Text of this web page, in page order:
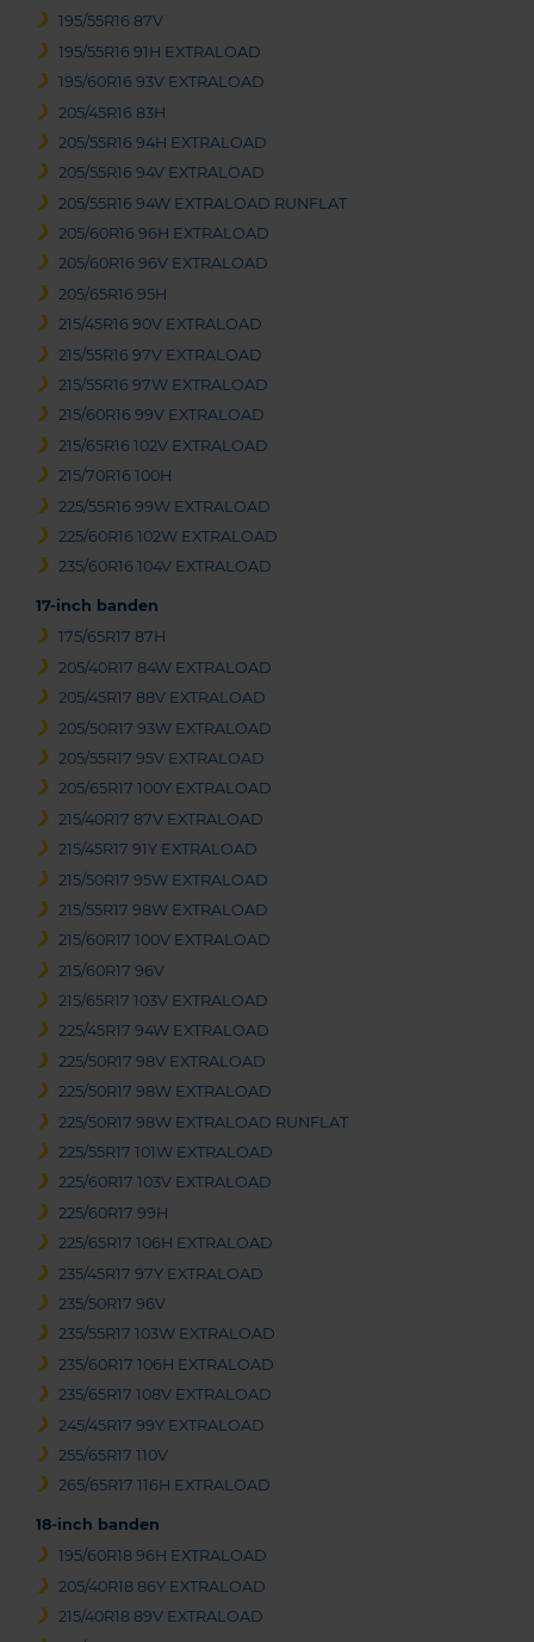
195/55R16 87V
195/55R16 91H EXTRALOAD
195/60R16 93V EXTRALOAD
205/45R16 83H
205/55R16 94H EXTRALOAD
205/55R16 94V EXTRALOAD
205/55R16 94W EXTRALOAD RUNFLAT
205/60R16 96H EXTRALOAD
205/60R16 96V EXTRALOAD
205/65R16 95H
215/45R16 90V EXTRALOAD
215/55R16 97V EXTRALOAD
215/55R16 97W EXTRALOAD
215/60R16 99V EXTRALOAD
215/65R16 102V EXTRALOAD
215/70R16 100H
225/55R16 99W EXTRALOAD
225/60R16 102W EXTRALOAD
235/60R16 104V EXTRALOAD
17-inch banden
175/65R17 87H
205/40R17 84W EXTRALOAD
205/45R17 88V EXTRALOAD
205/50R17 93W EXTRALOAD
205/55R17 95V EXTRALOAD
205/65R17 100Y EXTRALOAD
215/40R17 87V EXTRALOAD
215/45R17 91Y EXTRALOAD
215/50R17 95W EXTRALOAD
215/55R17 98W EXTRALOAD
215/60R17 100V EXTRALOAD
215/60R17 96V
215/65R17 103V EXTRALOAD
225/45R17 94W EXTRALOAD
225/50R17 98V EXTRALOAD
225/50R17 98W EXTRALOAD
225/50R17 98W EXTRALOAD RUNFLAT
225/55R17 101W EXTRALOAD
225/60R17 103V EXTRALOAD
225/60R17 99H
225/65R17 106H EXTRALOAD
235/45R17 97Y EXTRALOAD
235/50R17 96V
235/55R17 103W EXTRALOAD
235/60R17 106H EXTRALOAD
235/65R17 108V EXTRALOAD
245/45R17 99Y EXTRALOAD
255/65R17 110V
265/65R17 116H EXTRALOAD
18-inch banden
195/60R18 96H EXTRALOAD
205/40R18 86Y EXTRALOAD
215/40R18 89V EXTRALOAD